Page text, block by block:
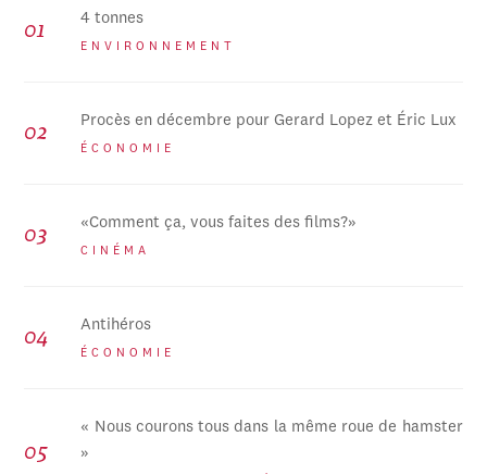
4 tonnes
ENVIRONNEMENT
Procès en décembre pour Gerard Lopez et Éric Lux
ÉCONOMIE
«Comment ça, vous faites des films?»
CINÉMA
Antihéros
ÉCONOMIE
« Nous courons tous dans la même roue de hamster
»